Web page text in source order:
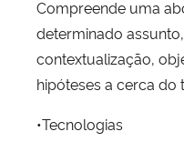
Compreende uma
determinado
contextualização,
hipóteses a cerca do
•Tecnologias